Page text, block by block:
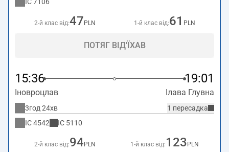
2-й клас від:47 PLN 1-й клас від:61 PLN
ПОТЯГ ВІД'ЇХАВ
15:36 19:01
Іновроцлав Ілава Глувна
1 пересадка
3год 24хв
IC4542 IC 5110
2-й клас від:94 PLN 1-й клас від: 123 PLN